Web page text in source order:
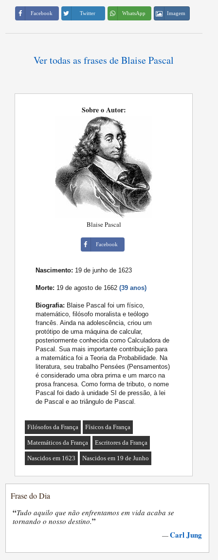
Facebook Twitter WhatsApp Imagem
Ver todas as frases de Blaise Pascal
Sobre o Autor:
Blaise Pascal
Facebook
Nascimento: 19 de junho de 1623
Morte: 19 de agosto de 1662(39 anos)
Biografia: Blaise Pascal foi um físico,
matemático, filósofo moralista e teólogo
francês. Ainda na adolescência, criou um
protótipo de uma máquina de calcular,
posteriormente conhecida como Calculadora de
Pascal. Sua mais importante contribuição para
a matemática foi a Teoria da Probabilidade. Na
literatura, seu trabalho Pensées (Pensamentos)
é considerado uma obra prima e um marco na
prosa francesa. Como forma de tributo, o nome
Pascal foi dado à unidade SI de pressão, à lei
de Pascal e ao triângulo de Pascal.
Filósofos da França Físicos da França
Matemáticos da França Escritores da França
Nascidos em 1623 Nascidos em 19 de Junho
Frase do Dia
“Tudo aquilo que não enfrentamos em vida acaba se
tornando o nosso destino.”
—Carl Jung